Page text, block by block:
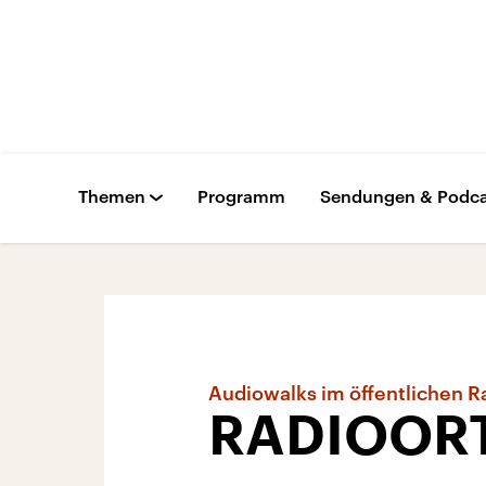
Themen Programm Sendungen &
Audiowalks im öffentlichen